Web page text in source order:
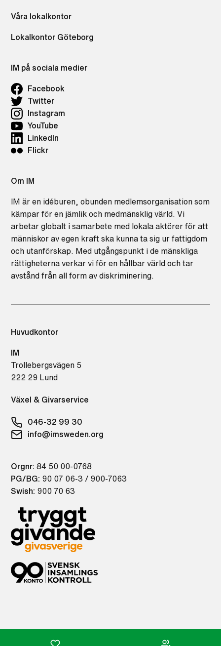
Våra lokalkontor
Lokalkontor Göteborg
IM på sociala medier
Facebook
Twitter
Instagram
YouTube
LinkedIn
Flickr
Om IM
IM är en idéburen, obunden medlemsorganisation som
kämpar för en jämlik och medmänsklig värld. Vi
arbetar globalt i samarbete med lokala aktörer för att
människor av egen kraft ska kunna ta sig ur fattigdom
och utanförskap. Med utgångspunkt i de mänskliga
rättigheterna verkar vi för en hållbar värld och tar
avstånd från all form av diskriminering.
Huvudkontor
IM
Trollebergsvägen 5
222 29 Lund
Växel & Givarservice
046-32 99 30
info@imsweden.org
Orgnr: 84 50 00-0768
PG/BG: 90 07 06-3 / 900-7063
Swish: 900 70 63